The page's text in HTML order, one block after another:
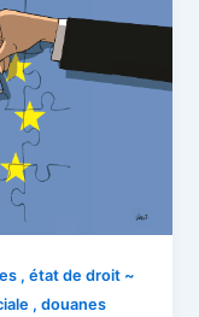
, état de droit ~
, douanes